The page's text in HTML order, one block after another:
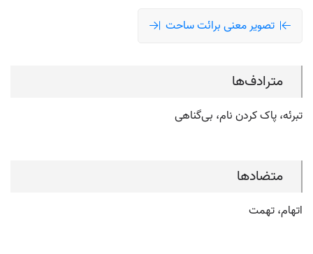
تصویر معنی برائت ساحت
مترادف‌ها
تبرئه، پاک کردن نام، بی‌گناهی
متضادها
اتهام، تهمت